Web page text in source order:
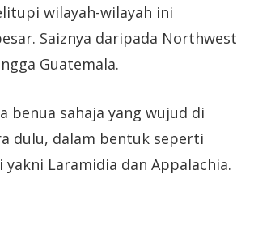
wilayah-wilayah ini
Saiznya daripada Northwest
Guatemala.
benua sahaja yang wujud di
dulu, dalam bentuk seperti
yakni Laramidia dan Appalachia.